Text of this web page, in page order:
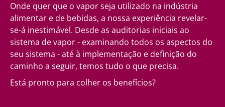
Onde quer que o vapor seja utilizado na indústria
alimentar e de bebidas, a nossa experiência revelar-
se-á inestimável. Desde as auditorias iniciais ao
sistema de vapor - examinando todos os aspectos do
seu sistema - até à implementação e definição do
caminho a seguir, temos tudo o que precisa.
Está pronto para colher os benefícios?